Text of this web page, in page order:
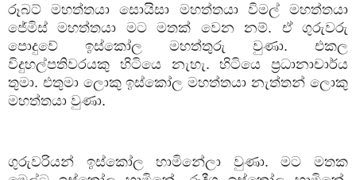
රූබට් මහත්තයා සොයිසා මහත්තයා විමල් මහත්තයා
ජේමිස් මහත්තයා මට මතක් වෙන නම්. ඒ ගුරුවරු
පොදුවේ ඉස්කෝල මහත්තුරු වුණා. එකල
විදුහල්පතිවරයකු හිටියෙ නැහැ. හිටියෙ ප්‍රධානාචාර්ය
තුමා. එතුමා ලොකු ඉස්කෝල මහත්තයා නැත්තන් ලොකු
මහත්තයා වුණා.
ගුරුවරියන් ඉස්කෝල හාමිනේලා වුණා. මට මතක